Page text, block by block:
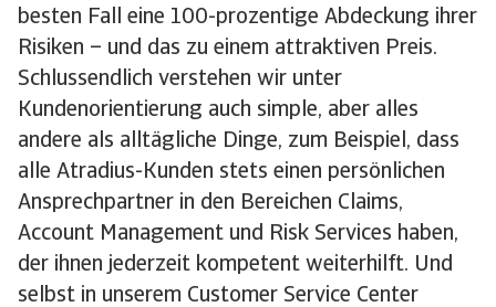
besten Fall eine 100-prozentige Abdeckung ihrer
Risiken – und das zu einem attraktiven Preis.
Schlussendlich verstehen wir unter
Kundenorientierung auch simple, aber alles
andere als alltägliche Dinge, zum Beispiel, dass
alle Atradius-Kunden stets einen persönlichen
Ansprechpartner in den Bereichen Claims,
Account Management und Risk Services haben,
der ihnen jederzeit kompetent weiterhilft. Und
selbst in unserem Customer Service Center